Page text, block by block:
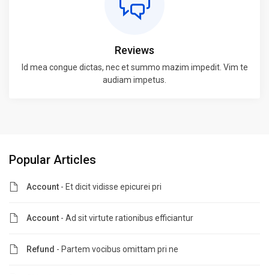
Reviews
Id mea congue dictas, nec et summo mazim impedit. Vim te
audiam impetus.
Popular Articles
Account - Et dicit vidisse epicurei pri
Account - Ad sit virtute rationibus efficiantur
Refund - Partem vocibus omittam pri ne